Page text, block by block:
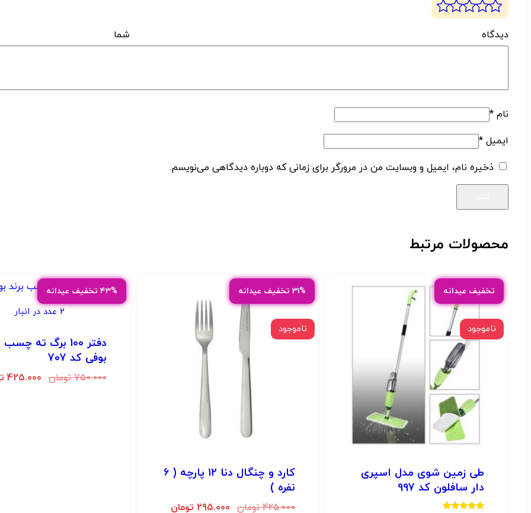
دیدگاه
نام *
ایمیل *
ذخیره نام، ایمیل و وبسایت من در مرورگر برای زمانی که دوباره دیدگاهی می‌نویسم.
محصولات مرتبط
تخفیف عیدانه
ناموجود
طی زمین شوی مدل اسپری
دار سافلون کد 997
۳۱% تخفیف عیدانه
ناموجود
کارد و چنگال دنا 12 پارچه ( 6
نفره )
425.000 تومان 295.000 تومان
۴۳% تخفیف عیدانه
2 عدد در انبار
دفتر 100 برگ ته
بوفی کد 707
750.000 تومان 425.000